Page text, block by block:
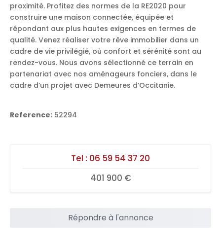
proximité. Profitez des normes de la RE2020 pour
construire une maison connectée, équipée et
répondant aux plus hautes exigences en termes de
qualité. Venez réaliser votre rêve immobilier dans un
cadre de vie privilégié, où confort et sérénité sont au
rendez-vous. Nous avons sélectionné ce terrain en
partenariat avec nos aménageurs fonciers, dans le
cadre d’un projet avec Demeures d’Occitanie.
Reference: 52294
Tel : 06 59 54 37 20
401 900 €
Répondre à l'annonce